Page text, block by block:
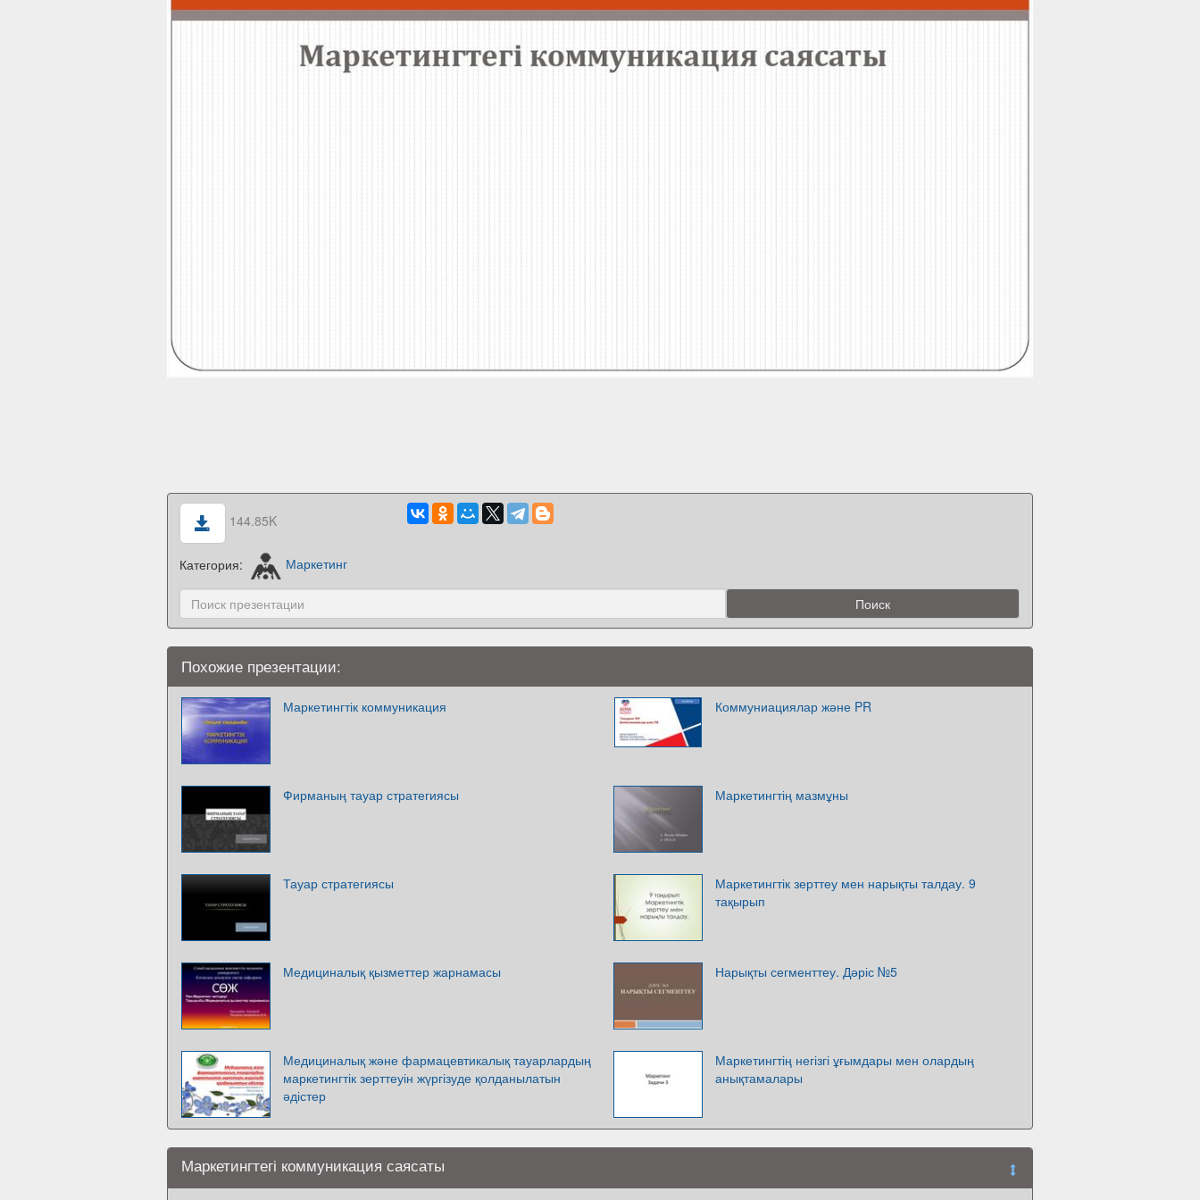
144.85K
Категория: Маркетинг
Похожие презентации:
Маркетингтік коммуникация Коммуниациялар және PR
Фирманың тауар стратегиясы Маркетингтің мазмұны
Тауар стратегиясы
Маркетингтік зерттеу мен нарықты талдау. 9
тақырып
Медициналық қызметтер жарнамасы Нарықты сегменттеу. Дәріс №5
Медициналық және фармацевтикалық тауарлардың
маркетингтік зерттеуін жүргізуде қолданылатын
әдістер
Маркетингтің негізгі ұғымдары мен олардың
анықтамалары
Маркетингтегі коммуникация саясаты